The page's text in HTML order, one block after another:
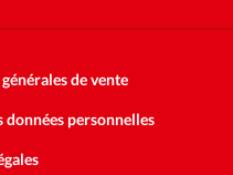
de vente
données personnelles